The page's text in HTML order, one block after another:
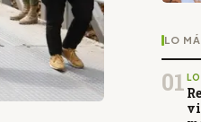
LO
01